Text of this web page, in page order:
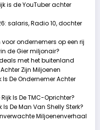
is de YouTuber achter
salaris, Radio 10, dochter
ondernemers op een rij
de Gier miljonair?
met het buitenland
Zijn Miljoenen
Is De Ondernemer Achter
Is De TMC-Oprichter?
De Man Van Shelly Sterk?
Miljoenenverhaal